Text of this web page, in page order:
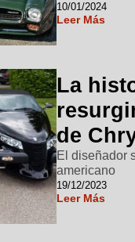
10/01/2024
Leer Más
La
de
El diseñador
americano
19/12/2023
Leer Más